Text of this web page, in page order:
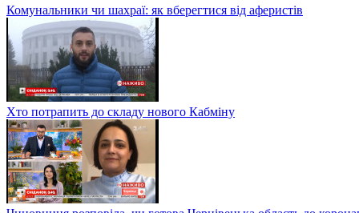
Комунальники чи шахраї: як вберегтися від аферистів
Хто потрапить до складу нового Кабміну